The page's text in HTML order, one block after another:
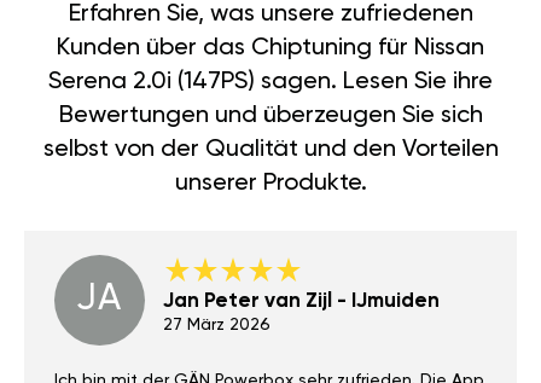
Erfahren Sie, was unsere zufriedenen
Kunden über das Chiptuning für Nissan
Serena 2.0i (147PS) sagen. Lesen Sie ihre
Bewertungen und überzeugen Sie sich
selbst von der Qualität und den Vorteilen
unserer Produkte.
JA Jan Peter van Zijl - IJmuiden
27 März 2026